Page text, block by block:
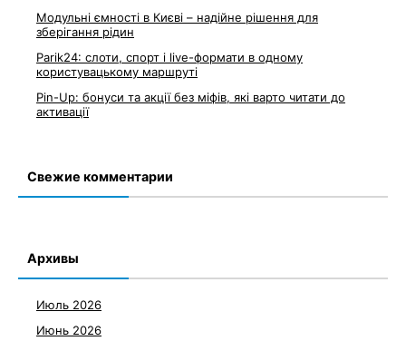
Модульні ємності в Києві – надійне рішення для
зберігання рідин
Parik24: слоти, спорт і live-формати в одному
користувацькому маршруті
Pin-Up: бонуси та акції без міфів, які варто читати до
активації
Свежие комментарии
Архивы
Июль 2026
Июнь 2026